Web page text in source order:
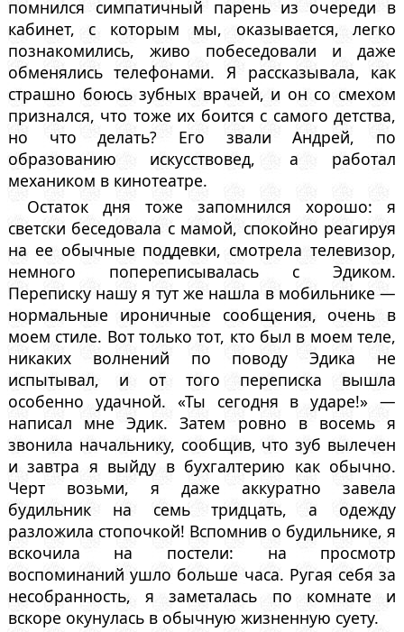
помнился симпатичный парень из очереди в
кабинет, с которым мы, оказывается, легко
познакомились, живо побеседовали и даже
обменялись телефонами. Я рассказывала, как
страшно боюсь зубных врачей, и он со смехом
признался, что тоже их боится с самого детства,
но что делать? Его звали Андрей, по
образованию искусствовед, а работал
механиком в кинотеатре.
Остаток дня тоже запомнился хорошо: я
светски беседовала с мамой, спокойно реагируя
на ее обычные поддевки, смотрела телевизор,
немного попереписывалась с Эдиком.
Переписку нашу я тут же нашла в мобильнике —
нормальные ироничные сообщения, очень в
моем стиле. Вот только тот, кто был в моем теле,
никаких волнений по поводу Эдика не
испытывал, и от того переписка вышла
особенно удачной. «Ты сегодня в ударе!» —
написал мне Эдик. Затем ровно в восемь я
звонила начальнику, сообщив, что зуб вылечен
и завтра я выйду в бухгалтерию как обычно.
Черт возьми, я даже аккуратно завела
будильник на семь тридцать, а одежду
разложила стопочкой! Вспомнив о будильнике, я
вскочила на постели: на просмотр
воспоминаний ушло больше часа. Ругая себя за
несобранность, я заметалась по комнате и
вскоре окунулась в обычную жизненную суету.